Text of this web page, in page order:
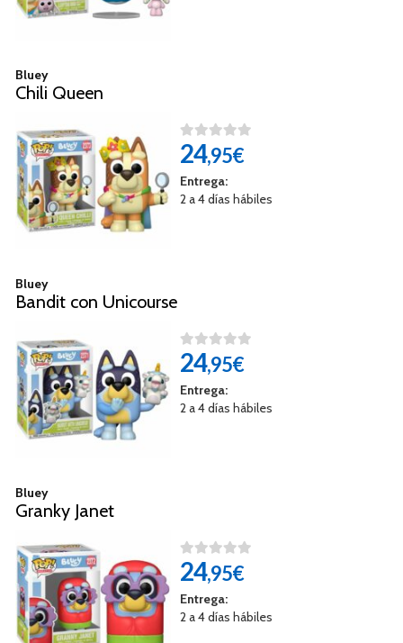
Bluey
Chili Queen
24,95€
Entrega:
2 a 4 días hábiles
Bluey
Bandit con Unicourse
24,95€
Entrega:
2 a 4 días hábiles
Bluey
Granky Janet
24,95€
Entrega:
2 a 4 días hábiles